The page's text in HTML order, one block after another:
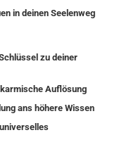
in deinen Seelenweg
zu deiner
Auflösung
ans höhere Wissen